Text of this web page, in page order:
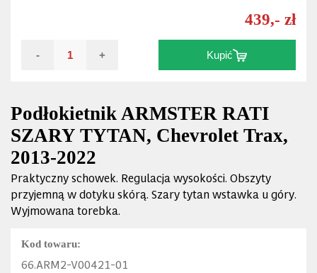
Podłokietnik ARMSTER RATI
SZARY TYTAN, Chevrolet Trax,
2013-2022
Praktyczny schowek. Regulacja wysokości. Obszyty
przyjemną w dotyku skórą. Szary tytan wstawka u góry.
Wyjmowana torebka.
Kod towaru:
66.ARM2-V00421-01
439,- zł
- + Kupić